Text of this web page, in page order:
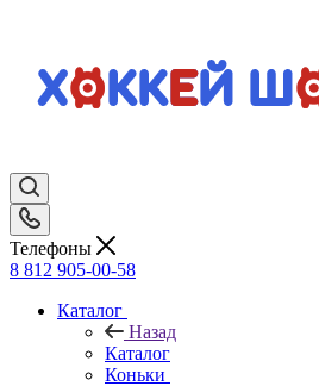
Телефоны
8 812 905-00-58
Каталог
Назад
Каталог
Коньки